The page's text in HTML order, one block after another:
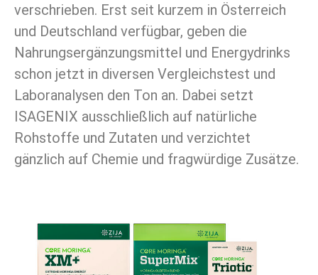
verschrieben. Erst seit kurzem in Österreich
und Deutschland verfügbar, geben die
Nahrungsergänzungsmittel und Energydrinks
schon jetzt in diversen Vergleichstest und
Laboranalysen den Ton an. Dabei setzt
ISAGENIX ausschließlich auf natürliche
Rohstoffe und Zutaten und verzichtet
gänzlich auf Chemie und fragwürdige Zusätze.